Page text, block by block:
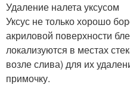
Удаление налета уксусом
Уксус не только хорошо
акриловой поверхности
локализуются в местах
возле слива) для их
примочку.